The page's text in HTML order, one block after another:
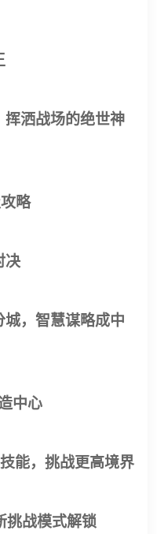
挥洒战场的绝世神
略
决
，智慧谋略成中
中心
能，挑战更高境界
挑战模式解锁